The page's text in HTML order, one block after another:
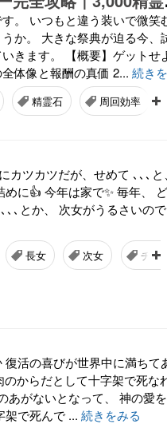
。 いつもと違う装いで微笑
か。 大きな祭典が迫る今、
きます。 【概要】ゲットせ
体像と報酬の真価 2... 続き
精霊石 周回効率
カツカツだが、せめて ､､､と
に👍 今年は家で✨ 毎年、
､､とか、 次女がうるさいの
長女 次女 チョ
活の喜びが世界中に満ちて
からだとして十字架で死な
あがないとなって、 神の愛
架で死んで ... 続きをみる